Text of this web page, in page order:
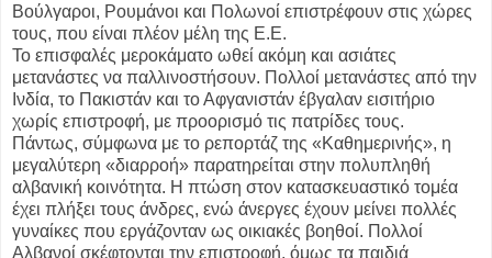
Βούλγαροι, Ρουμάνοι και Πολωνοί επιστρέφουν στις χώρες
τους, που είναι πλέον μέλη της Ε.Ε.
Το επισφαλές μεροκάματο ωθεί ακόμη και ασιάτες
μετανάστες να παλλινοστήσουν. Πολλοί μετανάστες από την
Ινδία, το Πακιστάν και το Αφγανιστάν έβγαλαν εισιτήριο
χωρίς επιστροφή, με προορισμό τις πατρίδες τους.
Πάντως, σύμφωνα με το ρεπορτάζ της «Καθημερινής», η
μεγαλύτερη «διαρροή» παρατηρείται στην πολυπληθή
αλβανική κοινότητα. Η πτώση στον κατασκευαστικό τομέα
έχει πλήξει τους άνδρες, ενώ άνεργες έχουν μείνει πολλές
γυναίκες που εργάζονταν ως οικιακές βοηθοί. Πολλοί
Αλβανοί σκέφτονται την επιστροφή, όμως τα παιδιά